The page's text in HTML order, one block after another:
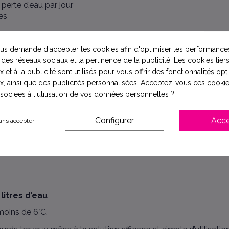
d’eau par jour
tout nettoyeur automatique. Si possible, mettez le filtre en
à l’endroit de la fuite ou répartissez uniformément dans
dans le skimmer et utilisez un tuyau
circuler l’eau pendant au moins 8 heures.
contrôlez après 24 heures. Si nécessaire, appliquez une
(environ 6 heures), puis aspirez-les avec un système
d’eau
de 6°C.
demande d'accepter les cookies afin d'optimiser les
réseaux sociaux et la pertinence de la publicité. Les cookies
et à la publicité sont utilisés pour vous offrir des fonctionnalités
ainsi que des publicités personnalisées. Acceptez-vous ces
à l'utilisation de vos données personnelles ?
accepter Configurer